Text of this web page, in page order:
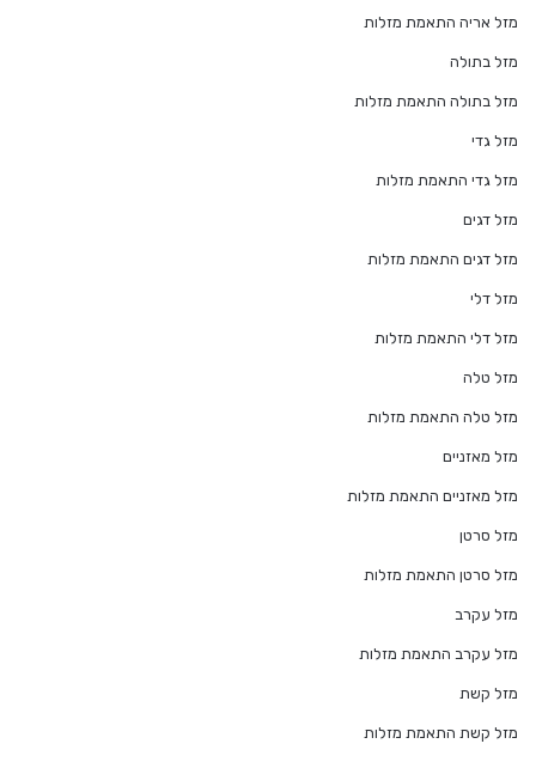
מזל אריה התאמת מזלות
מזל בתולה
מזל בתולה התאמת מזלות
מזל גדי
מזל גדי התאמת מזלות
מזל דגים
מזל דגים התאמת מזלות
מזל דלי
מזל דלי התאמת מזלות
מזל טלה
מזל טלה התאמת מזלות
מזל מאזניים
מזל מאזניים התאמת מזלות
מזל סרטן
מזל סרטן התאמת מזלות
מזל עקרב
מזל עקרב התאמת מזלות
מזל קשת
מזל קשת התאמת מזלות